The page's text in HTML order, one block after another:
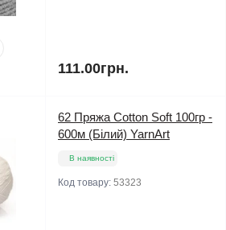
111.00грн.
62 Пряжа Cotton Soft 100гр -
600м (Білий) YarnArt
В наявності
Код товару: 53323